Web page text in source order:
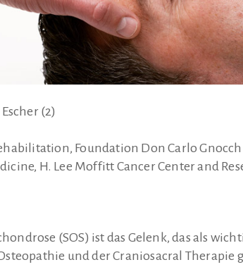
(2)
Foundation Don Carlo
H. Lee Moffitt Cancer Center and
(SOS) ist das Gelenk, das als
und der Craniosacral Therapie